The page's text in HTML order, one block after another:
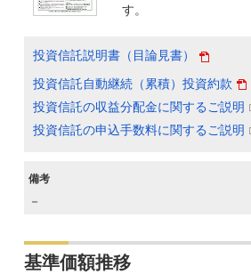
す。
投資信託説明書（目論見書）
投資信託自動継続（累積）投資約款
投資信託の収益分配金に関するご説明
投資信託の申込手数料に関するご説明
備考
－
基準価額推移